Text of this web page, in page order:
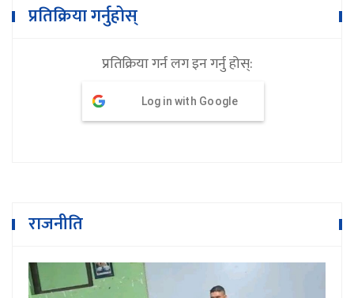
प्रतिक्रिया गर्नुहोस्
प्रतिक्रिया गर्न लग इन गर्नु होस्:
Log in with Google
राजनीति